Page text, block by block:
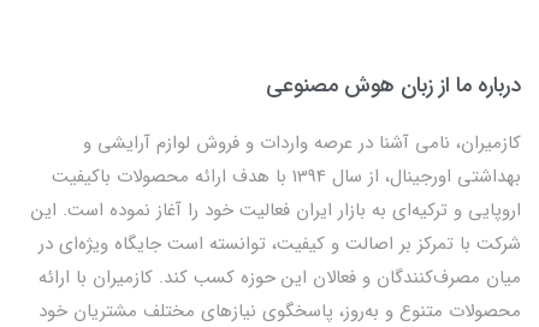
درباره ما از زبان هوش مصنوعی
کازمیران، نامی آشنا در عرصه واردات و فروش لوازم آرایشی و
بهداشتی اورجینال، از سال 1394 با هدف ارائه محصولات باکیفیت
اروپایی و ترکیه‌ای به بازار ایران فعالیت خود را آغاز نموده است. این
شرکت با تمرکز بر اصالت و کیفیت، توانسته است جایگاه ویژه‌ای در
میان مصرف‌کنندگان و فعالان این حوزه کسب کند. کازمیران با ارائه
محصولات متنوع و به‌روز، پاسخگوی نیازهای مختلف مشتریان خود